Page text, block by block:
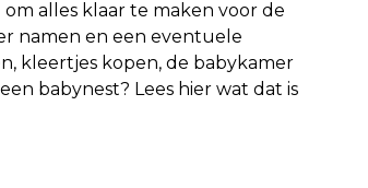
alles klaar te maken voor de
namen en een eventuele
kleertjes kopen, de babykamer
babynest? Lees hier wat dat is